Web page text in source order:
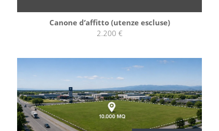
Canone d’affitto (utenze escluse)
2.200 €